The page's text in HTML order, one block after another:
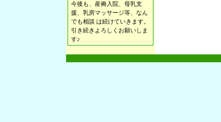
今後も、産褥入院、母乳支
援、乳房マッサージ等、なん
でも相談 は続けていきます。
引き続きよろしくお願いしま
す♪